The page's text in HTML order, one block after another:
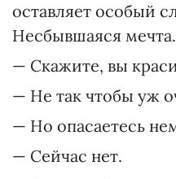
оставляет особый
Несбывшаяся
— Скажите, вы
— Не так чтобы уж
— Но опасаетесь
— Сейчас нет.